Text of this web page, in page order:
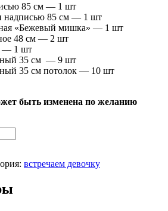
85 см — 1 шт
надписью 85 см — 1 шт
«Бежевый мишка» — 1 шт
48 см — 2 шт
— 1 шт
35 см — 9 шт
35 см потолок — 10 шт
быть изменена по желанию
встречаем девочку